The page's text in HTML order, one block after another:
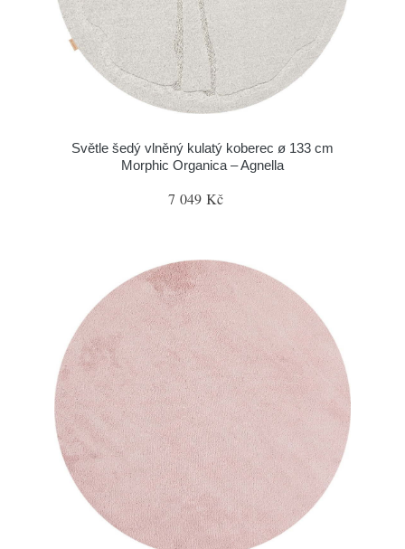
Světle šedý vlněný kulatý koberec ø 133 cm
Morphic Organica – Agnella
7 049 Kč